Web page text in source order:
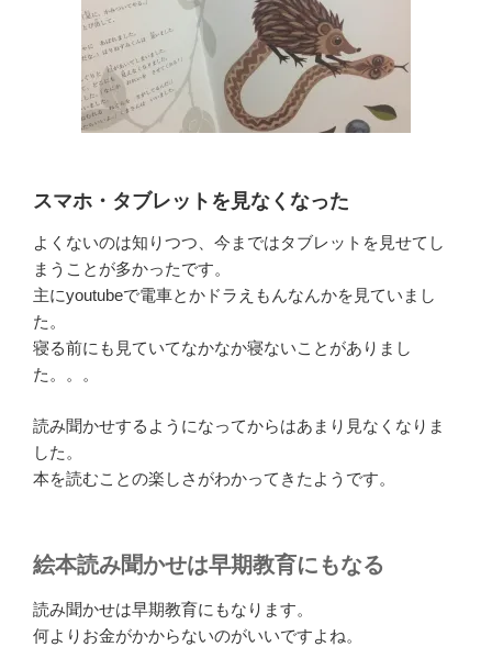
スマホ・タブレットを見なくなった
よくないのは知りつつ、今まではタブレットを見せてし
まうことが多かったです。
主にyoutubeで電車とかドラえもんなんかを見ていまし
た。
寝る前にも見ていてなかなか寝ないことがありまし
た。。。
読み聞かせするようになってからはあまり見なくなりま
した。
本を読むことの楽しさがわかってきたようです。
絵本読み聞かせは早期教育にもなる
読み聞かせは早期教育にもなります。
何よりお金がかからないのがいいですよね。